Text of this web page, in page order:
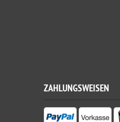
ZAHLUNGSWEISEN